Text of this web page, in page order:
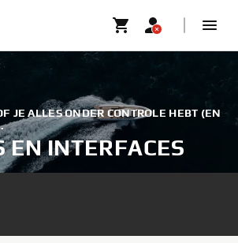
JE ALLES ONDER CONTROLE HEBT (EN
EN INTERFACES